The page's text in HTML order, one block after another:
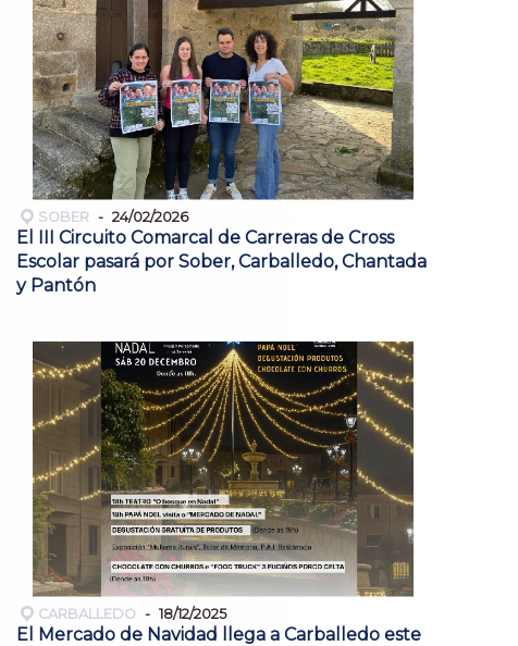
SOBER 24/02/2026
El III Circuito Comarcal de Carreras de Cross
Escolar pasará por Sober, Carballedo, Chantada
y Pantón
CARBALLEDO 18/12/2025
El Mercado de Navidad llega a Carballedo este